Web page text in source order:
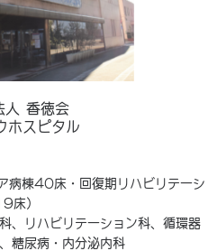
人 香徳会
ホスピタル
棟40床・回復期リハビリテーシ
床）
、リハビリテーション科、循環器
糖尿病・内分泌内科